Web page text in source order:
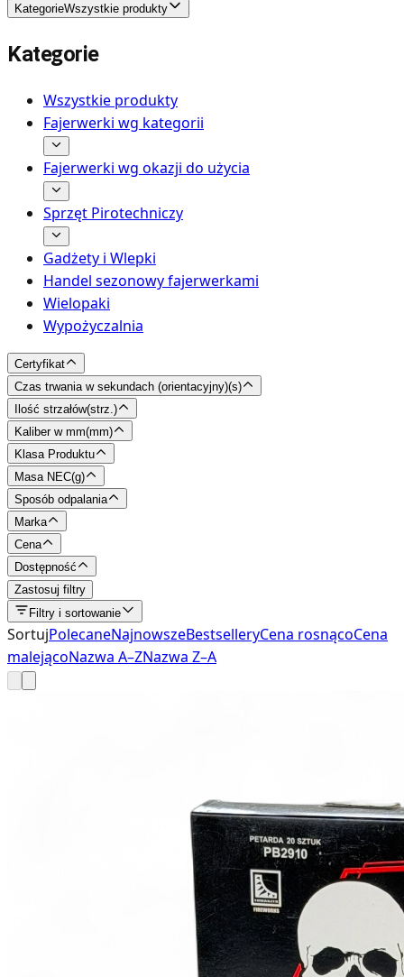
KategorieWszystkie produkty
Kategorie
Wszystkie produkty
Fajerwerki wg kategorii
Fajerwerki wg okazji do użycia
Sprzęt Pirotechniczy
Gadżety i Wlepki
Handel sezonowy fajerwerkami
Wielopaki
Wypożyczalnia
Certyfikat
Czas trwania w sekundach (orientacyjny)(s)
Ilość strzałów(strz. )
Kaliber w mm(mm)
Klasa Produktu
Masa NEC(g)
Sposób odpalania
Marka
Cena
Dostępność
Zastosuj filtry
Filtry i sortowanie
SortujPolecaneNajnowszeBestselleryCena rosnącoCena
malejącoNazwa A–ZNazwa Z–A